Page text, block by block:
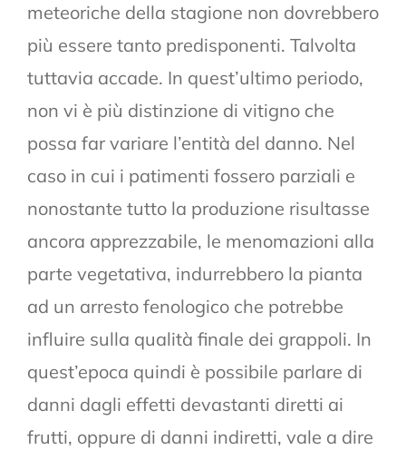
meteoriche della stagione non dovrebbero
più essere tanto predisponenti. Talvolta
tuttavia accade. In quest’ultimo periodo,
non vi è più distinzione di vitigno che
possa far variare l’entità del danno. Nel
caso in cui i patimenti fossero parziali e
nonostante tutto la produzione risultasse
ancora apprezzabile, le menomazioni alla
parte vegetativa, indurrebbero la pianta
ad un arresto fenologico che potrebbe
influire sulla qualità finale dei grappoli. In
quest’epoca quindi è possibile parlare di
danni dagli effetti devastanti diretti ai
frutti, oppure di danni indiretti, vale a dire